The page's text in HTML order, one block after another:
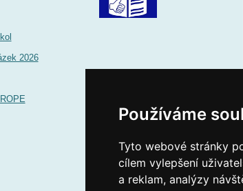
Používáme
Tyto webové stránky
cílem vylepšení
a reklam, analýzy
2026